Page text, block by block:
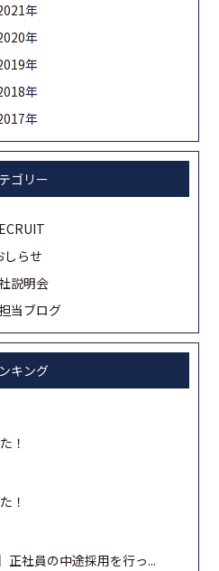
年
年
年
年
年
ゴリー
しらせ
説明会
当ブログ
キング
！
！
正社員の中途採用を行っ...